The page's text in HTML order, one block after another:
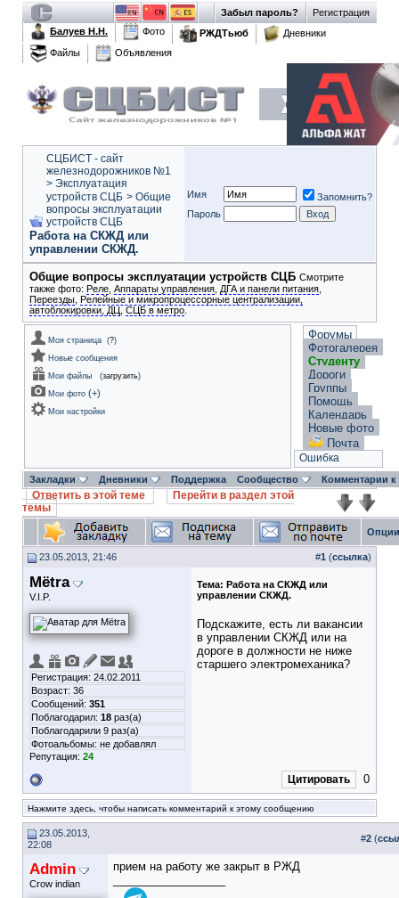
Регистрация
Забыл пароль?
Балуев Н.Н.
Фото РЖДТьюб
Дневники
Файлы
Объявления
СЦБИСТ - сайт
железнодорожников №1
> Эксплуатация
устройств СЦБ > Общие
вопросы эксплуатации
устройств СЦБ
Работа на СКЖД или
управлении СКЖД.
Имя
Запомнить?
Пароль
Общие вопросы эксплуатации устройств СЦБ Смотрите
также фото: Реле Аппараты управления ДГА и панели питания
Переезды Релейные и микропроцессорные централизации,
автоблокировки, ДЦ СЦБ в метро
Моя страница (?)
Новые сообщения
Мои файлы
(загрузить)
Мои фото (+)
Мои настройки
Форумы
Фотогалерея
Студенту
Дороги
Группы
Помощь
Календарь
Новые фото
Почта
Ошибка
Закладки Дневники Поддержка Сообщество Комментарии
Ответить в этой теме
Перейти в раздел этой
темы
23.05.2013, 21:46 #1 (ссылка)
Mёtra
V.I.P.
Регистрация: 24.02.2011
Возраст: 36
Сообщений: 351
Поблагодарил: 18 раз(а)
Поблагодарили 9 раз(а)
Фотоальбомы: не добавлял
Репутация: 24
Тема: Работа на СКЖД или
управлении СКЖД.
Подскажите, есть ли вакансии
в управлении СКЖД или на
дороге в должности не ниже
старшего электромеханика?
Цитировать 0
Нажмите здесь, чтобы написать комментарий к этому сообщению
23.05.2013,
22:08
#2 (
Admin
Crow indian
прием на работу же закрыт в РЖД